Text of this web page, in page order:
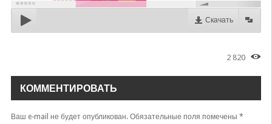
Скачать
2 820
КОММЕНТИРОВАТЬ
Ваш e-mail не будет опубликован.Обязательные поля помечены *